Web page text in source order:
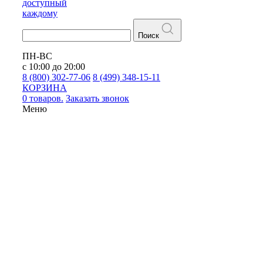
доступный
каждому
Поиск
ПН-ВС
с 10:00 до 20:00
8 (800) 302-77-06 8 (499) 348-15-11
КОРЗИНА
0 товаров. Заказать звонок
Меню